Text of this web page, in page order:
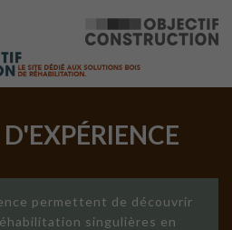
D'EXPÉRIENCE
permettent de découvrir
singulières en